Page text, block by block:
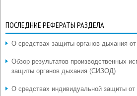
ПОСЛЕДНИЕ РЕФЕРАТЫ РАЗДЕЛА
О средствах защиты органов дыхания
Обзор результатов производственных
защиты органов дыхания (СИЗОД)
О средствах индивидуальной защиты